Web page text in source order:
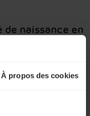
À propos des cookies
de naissance en
enfant